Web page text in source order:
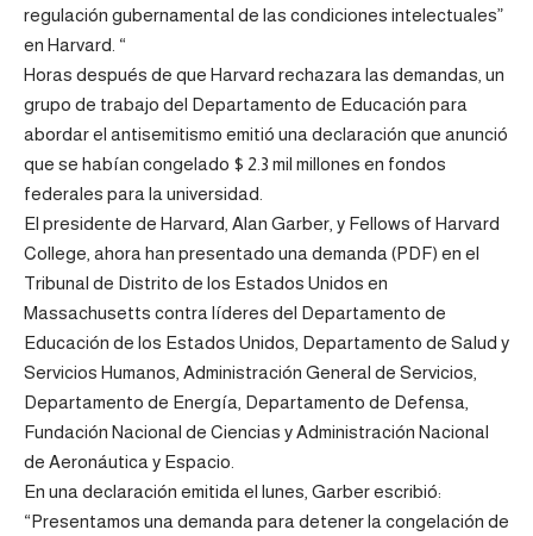
regulación gubernamental de las condiciones intelectuales”
en Harvard. “
Horas después de que Harvard rechazara las demandas, un
grupo de trabajo del Departamento de Educación para
abordar el antisemitismo emitió una declaración que anunció
que se habían congelado $ 2.3 mil millones en fondos
federales para la universidad.
El presidente de Harvard, Alan Garber, y Fellows of Harvard
College, ahora han presentado una demanda (PDF) en el
Tribunal de Distrito de los Estados Unidos en
Massachusetts contra líderes del Departamento de
Educación de los Estados Unidos, Departamento de Salud y
Servicios Humanos, Administración General de Servicios,
Departamento de Energía, Departamento de Defensa,
Fundación Nacional de Ciencias y Administración Nacional
de Aeronáutica y Espacio.
En una declaración emitida el lunes, Garber escribió:
“Presentamos una demanda para detener la congelación de